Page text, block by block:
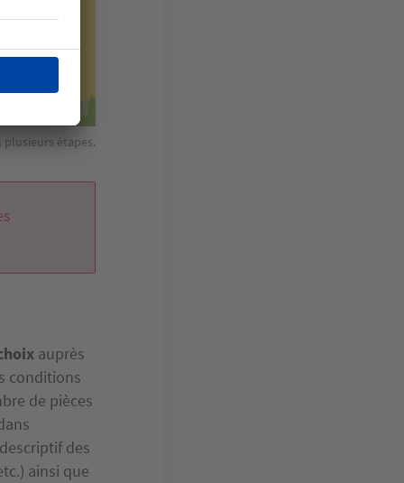
étapes.
auprès
conditions
de pièces
des
ainsi que